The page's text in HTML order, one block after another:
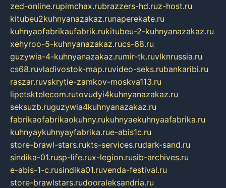
zed-online.rupimchax.rubrazzers-hd.ruz-host.ru
kitubeu2kuhnyanazakaz.runaperekate.ru
kuhnyaofabrikaufabrik.rukitubeu-2-kuhnyanazakaz.ru
xehyroo-5-kuhnyanazakaz.rucs-68.ru
guzywia-4-kuhnyanazakaz.rumir-tk.ruvlknrussia.ru
cs68.ruvladivostok-map.ruvideo-seks.rubankaribi.ru
raszar.ruvskrytie-zamkov-moskva113.ru
lipetsktelecom.rutovudyi4kuhnyanazakaz.ru
seksuzb.ruguzywia4kuhnyanazakaz.ru
fabrikaofabrikaokuhny.rukuhnyaekuhnyaafabrika.ru
kuhnyaykuhnyayfabrika.rue-abis1c.ru
store-brawl-stars.rukts-services.rudark-sand.ru
sindika-01.rusp-life.rux-legion.rusib-archives.ru
e-abis-1-c.rusindika01.ruvenda-festival.ru
store-brawlstars.rudooraleksandria.ru